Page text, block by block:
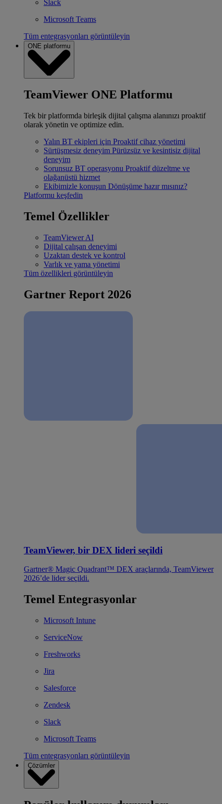
Slack
Microsoft Teams
Tüm entegrasyonları görüntüleyin
ONE platformu
TeamViewer ONE Platformu
Tek bir platformda birleşik dijital çalışma alanınızı proaktif
olarak yönetin ve optimize edin.
Yalın BT ekipleri için Proaktif cihaz yönetimi
Sürtüşmesiz deneyim Pürüzsüz ve kesintisiz dijital
deneyim
Sorunsuz BT operasyonu Proaktif düzeltme ve
olağanüstü hizmet
Ekibimizle konuşun Dönüşüme hazır mısınız?
Platformu keşfedin
Temel Özellikler
TeamViewer AI
Dijital çalışan deneyimi
Uzaktan destek ve kontrol
Varlık ve yama yönetimi
Tüm özellikleri görüntüleyin
Gartner Report 2026
TeamViewer, bir DEX lideri seçildi
Gartner® Magic Quadrant™ DEX araçlarında, TeamViewer
2026’de lider seçildi.
Temel Entegrasyonlar
Microsoft Intune
ServiceNow
Freshworks
Jira
Salesforce
Zendesk
Slack
Microsoft Teams
Tüm entegrasyonları görüntüleyin
Çözümler